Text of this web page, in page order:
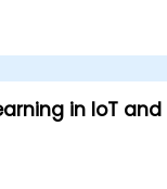
för IoT-
i IoT-
AI med olika
till etiska
in IoT and